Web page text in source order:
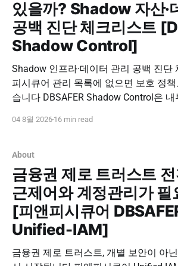
있을까? Shadow 자산·
공백 진단 체크리스트
Shadow Control]
Shadow 인프라·데이터 관리 공백 진단
피시큐어 관리 목록에 없으면 보호 정책도 적용하기 어렵
습니다 DBSAFER Shadow Control은 내부 인프라와 데이
나의 보안 운영 흐름으로 제공합니다. DBSAFER Shadow
우리 조직에도 보이지 않는 자산이 있을
04 8월 2026 16 min read
About
금융권 제로 트러스트
근제어와 계정관리가 필
[피앤피시큐어
Unified-IAM]
금융권 제로 트러스트, 개별 보안이 아